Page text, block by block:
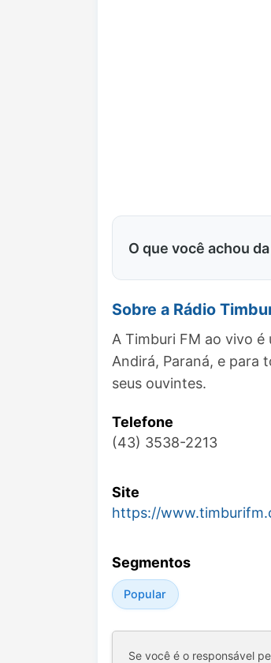
O que você achou
Sobre a Rádio
A Timburi FM ao vivo
Andirá, Paraná, e para
seus ouvintes.
Telefone
(43) 3538-2213
Site
https://
Segmentos
Popular
Se você é o responsável